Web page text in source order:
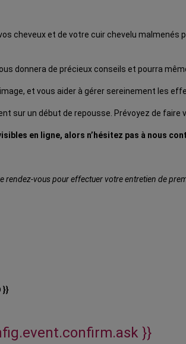
cheveux et de votre cuir chevelu
donnera de précieux conseils et pourra
et vous aider à gérer sereinement les
sur un début de repousse. Prévoyez de faire
en ligne, alors n’hésitez pas à nous
rendez-vous pour effectuer votre entretien de
}}
}}